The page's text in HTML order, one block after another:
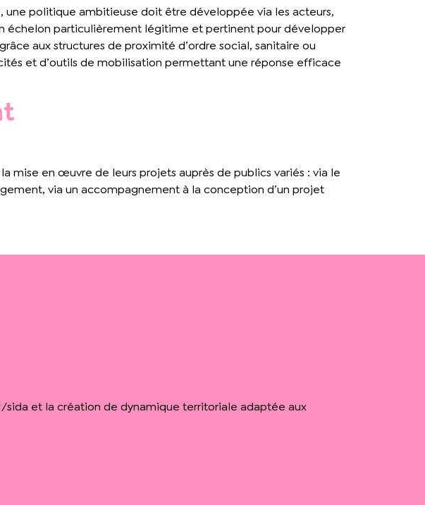
une politique ambitieuse doit être développée via les acteurs,
échelon particulièrement légitime et pertinent pour développer
aux structures de proximité d’ordre social, sanitaire ou
et d’outils de mobilisation permettant une réponse efficace
mise en œuvre de leurs projets auprès de publics variés : via le
via un accompagnement à la conception d’un projet
sida et la création de dynamique territoriale adaptée aux